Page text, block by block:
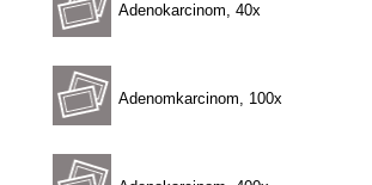
Adenokarcinom, 40x
Adenomkarcinom, 100x